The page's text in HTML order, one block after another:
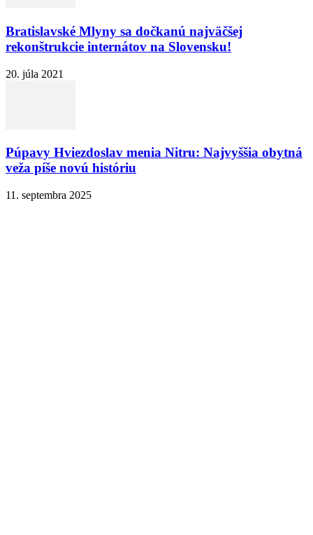
Bratislavské Mlyny sa dočkanú najväčšej
rekonštrukcie internátov na Slovensku!
20. júla 2021
Púpavy Hviezdoslav menia Nitru: Najvyššia obytná
veža píše novú históriu
11. septembra 2025